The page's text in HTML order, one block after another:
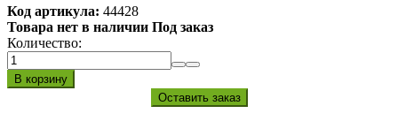
Код артикула: 44428
Товара нет в наличии Под заказ
Количество: